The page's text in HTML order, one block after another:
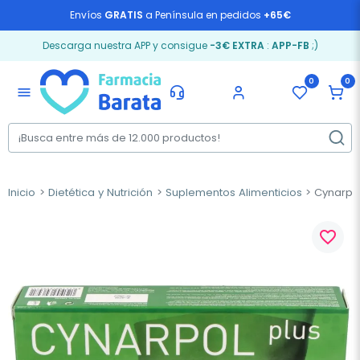
Envíos GRATIS a Península en pedidos +65€
Descarga nuestra APP y consigue -3€ EXTRA: APP-FB ;)
menu
0 0
Inicio Dietética y Nutrición Suplementos Alimenticios
favorite_border